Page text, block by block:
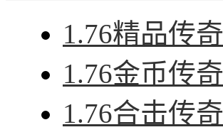
1.76精品传奇
1.76金币传奇
1.76合击传奇